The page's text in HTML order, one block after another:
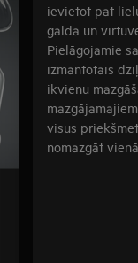
ievietot pat
galda un
Pielāgojamie
izmantotais
ikvienu
visus
nomazgāt